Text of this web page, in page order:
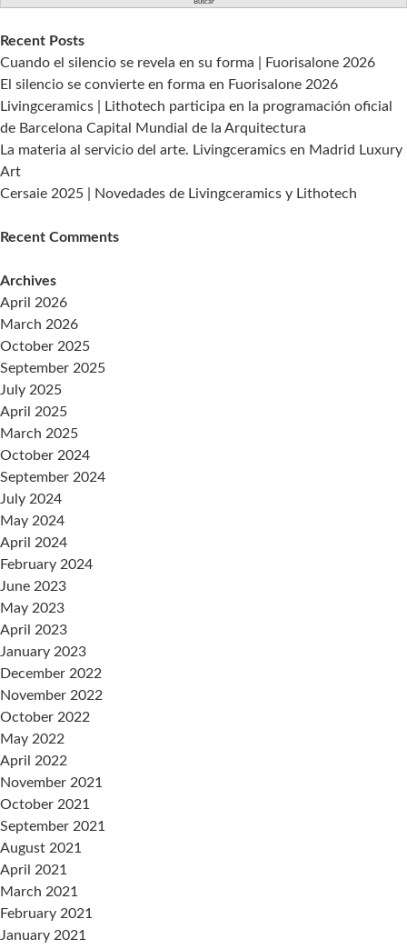
Recent Posts
Cuando el silencio se revela en su forma | Fuorisalone 2026
El silencio se convierte en forma en Fuorisalone 2026
Livingceramics | Lithotech participa en la programación oficial
de Barcelona Capital Mundial de la Arquitectura
La materia al servicio del arte. Livingceramics en Madrid Luxury
Art
Cersaie 2025 | Novedades de Livingceramics y Lithotech
Recent Comments
Archives
April 2026
March 2026
October 2025
September 2025
July 2025
April 2025
March 2025
October 2024
September 2024
July 2024
May 2024
April 2024
February 2024
June 2023
May 2023
April 2023
January 2023
December 2022
November 2022
October 2022
May 2022
April 2022
November 2021
October 2021
September 2021
August 2021
April 2021
March 2021
February 2021
January 2021